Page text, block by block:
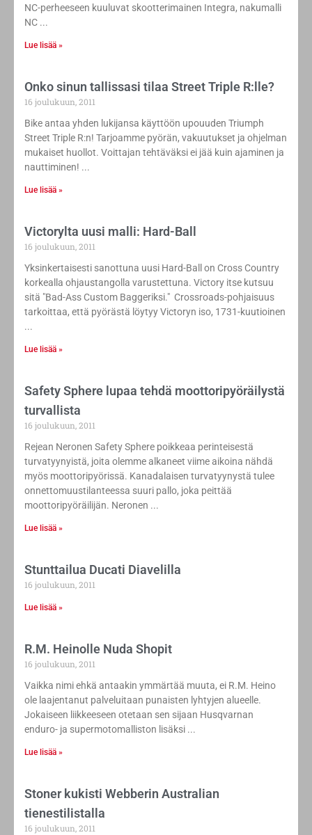
NC-perheeseen kuuluvat skootterimainen Integra, nakumalli
NC
Lue lisää »
Onko sinun tallissasi tilaa Street Triple R:lle?
16 joulukuun, 2011
Bike antaa yhden lukijansa käyttöön upouuden Triumph
Street Triple R:n! Tarjoamme pyörän, vakuutukset ja ohjelman
mukaiset huollot. Voittajan tehtäväksi ei jää kuin ajaminen ja
nauttiminen!
Lue lisää »
Victorylta uusi malli: Hard-Ball
16 joulukuun, 2011
Yksinkertaisesti sanottuna uusi Hard-Ball on Cross Country
korkealla ohjaustangolla varustettuna. Victory itse kutsuu
sitä "Bad-Ass Custom Baggeriksi." Crossroads-pohjaisuus
tarkoittaa, että pyörästä löytyy Victoryn iso, 1731-kuutioinen
Lue lisää »
Safety Sphere lupaa tehdä moottoripyöräilystä
turvallista
16 joulukuun, 2011
Rejean Neronen Safety Sphere poikkeaa perinteisestä
turvatyynyistä, joita olemme alkaneet viime aikoina nähdä
myös moottoripyörissä. Kanadalaisen turvatyynystä tulee
onnettomuustilanteessa suuri pallo, joka peittää
moottoripyöräilijän. Neronen
Lue lisää »
Stunttailua Ducati Diavelilla
16 joulukuun, 2011
Lue lisää »
R.M. Heinolle Nuda Shopit
16 joulukuun, 2011
Vaikka nimi ehkä antaakin ymmärtää muuta, ei R.M. Heino
ole laajentanut palveluitaan punaisten lyhtyjen alueelle.
Jokaiseen liikkeeseen otetaan sen sijaan Husqvarnan
enduro- ja supermotomalliston lisäksi
Lue lisää »
Stoner kukisti Webberin Australian
tienestilistalla
16 joulukuun, 2011